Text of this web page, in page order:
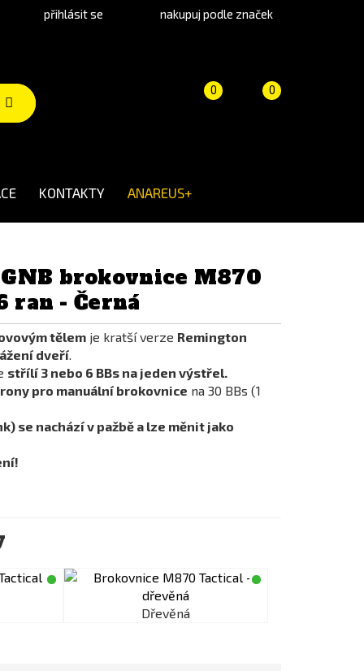
přihlásit se nakupuj podle značek
Košík 0
(prázdný)
Porovnání
0
KONTAKTY ANAREUS+
brokovnice M870
ran - Černá
tělem je kratší verze Remington
dveří.
střílí 3 nebo 6 BBs na jeden výstřel.
pro manuální brokovnice na 30 BBs (1
se nachází v pažbě a lze měnit jako
Dřevěná